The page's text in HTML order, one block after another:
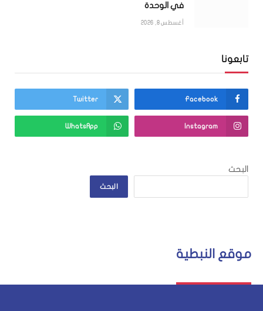
في الوحدة
أغسطس 8, 2026
تابعونا
Facebook
Twitter
Instagram
WhatsApp
البحث
البحث
موقع النبطية